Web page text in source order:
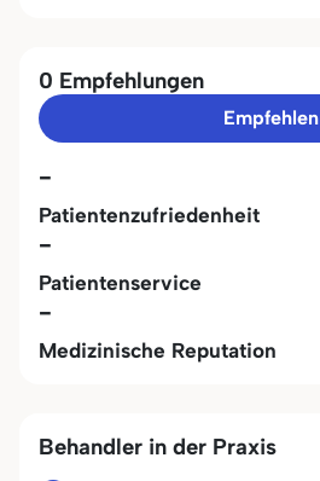
0 Empfehlungen
Empfehlen
-
Patientenzufriedenheit
-
Patientenservice
-
Medizinische Reputation
Behandler in der Praxis